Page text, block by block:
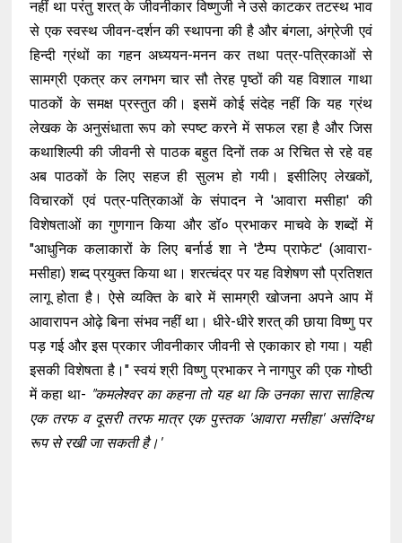
नहीं था परंतु शरत् के जीवनीकार विष्णुजी ने उसे काटकर तटस्थ भाव
से एक स्वस्थ जीवन-दर्शन की स्थापना की है और बंगला, अंग्रेजी एवं
हिन्दी ग्रंथों का गहन अध्ययन-मनन कर तथा पत्र-पत्रिकाओं से
सामग्री एकत्र कर लगभग चार सौ तेरह पृष्ठों की यह विशाल गाथा
पाठकों के समक्ष प्रस्तुत की। इसमें कोई संदेह नहीं कि यह ग्रंथ
लेखक के अनुसंधाता रूप को स्पष्ट करने में सफल रहा है और जिस
कथाशिल्पी की जीवनी से पाठक बहुत दिनों तक अ रिचित से रहे वह
अब पाठकों के लिए सहज ही सुलभ हो गयी। इसीलिए लेखकों,
विचारकों एवं पत्र-पत्रिकाओं के संपादन ने 'आवारा मसीहा' की
विशेषताओं का गुणगान किया और डॉ० प्रभाकर माचवे के शब्दों में
"आधुनिक कलाकारों के लिए बर्नार्ड शा ने 'टैम्प प्राफेट' (आवारा-
मसीहा) शब्द प्रयुक्त किया था। शरत्चंद्र पर यह विशेषण सौ प्रतिशत
लागू होता है। ऐसे व्यक्ति के बारे में सामग्री खोजना अपने आप में
आवारापन ओढ़े बिना संभव नहीं था। धीरे-धीरे शरत् की छाया विष्णु पर
पड़ गई और इस प्रकार जीवनीकार जीवनी से एकाकार हो गया। यही
इसकी विशेषता है।" स्वयं श्री विष्णु प्रभाकर ने नागपुर की एक गोष्ठी
में कहा था- "कमलेश्वर का कहना तो यह था कि उनका सारा साहित्य
एक तरफ व दूसरी तरफ मात्र एक पुस्तक 'आवारा मसीहा' असंदिग्ध
रूप से रखी जा सकती है।'